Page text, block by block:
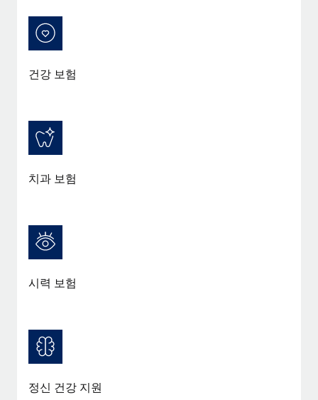
Compliance Watchtower
규정 준수 관련 위험에 선제적으로 대응
기기 관리
법인 설립
법인 설립을 빠르고 준법적으로 지원
글로벌 인재 이동 및 전근
복리후생
손쉬운 직원 복리후생 관리
블로그
글로벌 급여
계약자 관리
세금
블로그 둘러보기
블로그
Remote Contractor Management Plus
입니다. 이를 위해 최근 몇 주 동안 새로운...
자세히 알아보기
건강 보험
치과 보험
시력 보험
정신 건강 지원